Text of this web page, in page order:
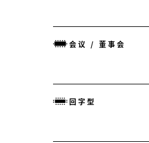
会议 / 董事会
回字型